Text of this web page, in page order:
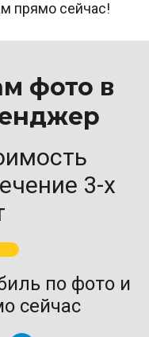
прямо сейчас!
фото в
3-х
по фото и
сейчас